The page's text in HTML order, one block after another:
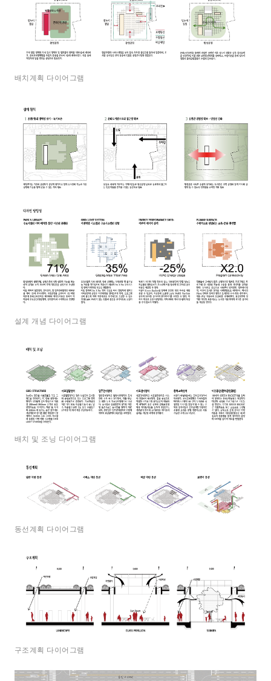
배치계획 다이어그램
설계 개념 다이어그램
배치 및 조닝 다이어그램
동선계획 다이어그램
구조계획 다이어그램